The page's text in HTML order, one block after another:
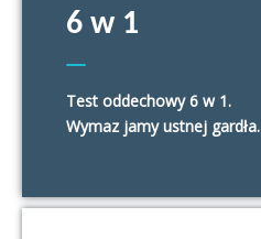
6 w 1
Test oddechowy 6 w 1.
Wymaz jamy ustnej gardła.